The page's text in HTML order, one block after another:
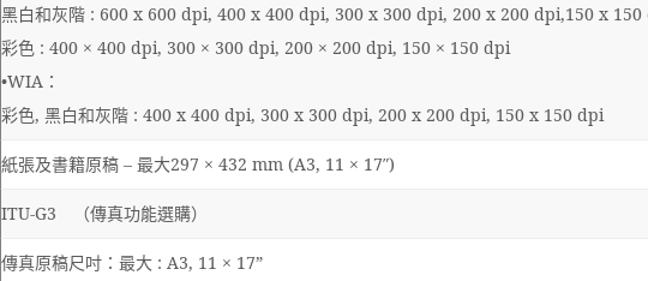
黑白和灰階 : 600 x 600 dpi, 400 x 400 dpi, 300 x 300 dpi, 200 x 200 dpi,150 x
彩色 : 400 × 400 dpi, 300 × 300 dpi, 200 × 200 dpi, 150 × 150 dpi
•WIA：
彩色, 黑白和灰階 : 400 x 400 dpi, 300 x 300 dpi, 200 x 200 dpi, 150 x 150 dpi
紙張及書籍原稿 – 最大297 × 432 mm (A3, 11 × 17″)
ITU-G3 （傳真功能選購）
傳真原稿尺吋：最大 : A3, 11 × 17”